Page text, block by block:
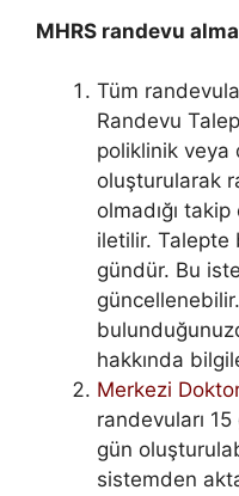
MHRS randevu
Tüm
Randevu
poliklinik veya
oluşturularak
olmadığı
iletilir. Talepte
gündür. Bu
hakkında
Merkezi
randevuları
gün
sistemden